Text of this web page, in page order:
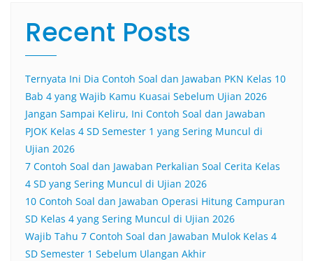
Recent Posts
Ternyata Ini Dia Contoh Soal dan Jawaban PKN Kelas 10
Bab 4 yang Wajib Kamu Kuasai Sebelum Ujian 2026
Jangan Sampai Keliru, Ini Contoh Soal dan Jawaban
PJOK Kelas 4 SD Semester 1 yang Sering Muncul di
Ujian 2026
7 Contoh Soal dan Jawaban Perkalian Soal Cerita Kelas
4 SD yang Sering Muncul di Ujian 2026
10 Contoh Soal dan Jawaban Operasi Hitung Campuran
SD Kelas 4 yang Sering Muncul di Ujian 2026
Wajib Tahu 7 Contoh Soal dan Jawaban Mulok Kelas 4
SD Semester 1 Sebelum Ulangan Akhir